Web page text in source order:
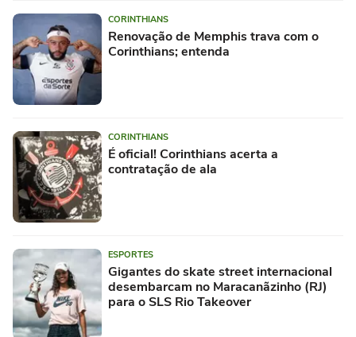
CORINTHIANS
Renovação de Memphis trava com o
Corinthians; entenda
CORINTHIANS
É oficial! Corinthians acerta a
contratação de ala
ESPORTES
Gigantes do skate street internacional
desembarcam no Maracanãzinho (RJ)
para o SLS Rio Takeover